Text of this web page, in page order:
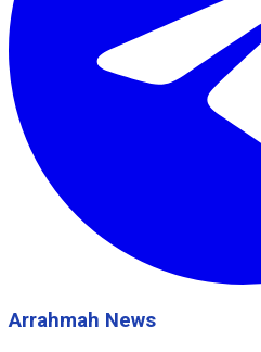
Arrahmah News